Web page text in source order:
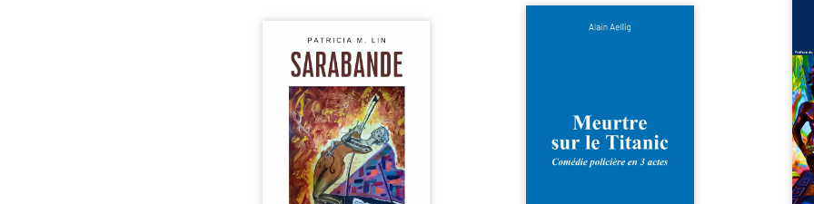
Aux chants crépitants de l’été,
Sous le silence ouaté de la
neige en hiver, Au cours de
nuits pâles, Dans la clarté
bienveillante de la lune, Rêves,
pensées, révoltes et espoirs…
Des mots s’assemblent, colorés,
rebelles aux règles de la
poésie, mais chantant en
rythme. Ils forment une
sarabande, passionnée souvent,
Et si le naufrage n’avait pas
les profondeurs de l’Atlantique.
Sept décennies plus tard, la
découverte de l’épave fait
resurgir un secret que l’on
La
de
qui